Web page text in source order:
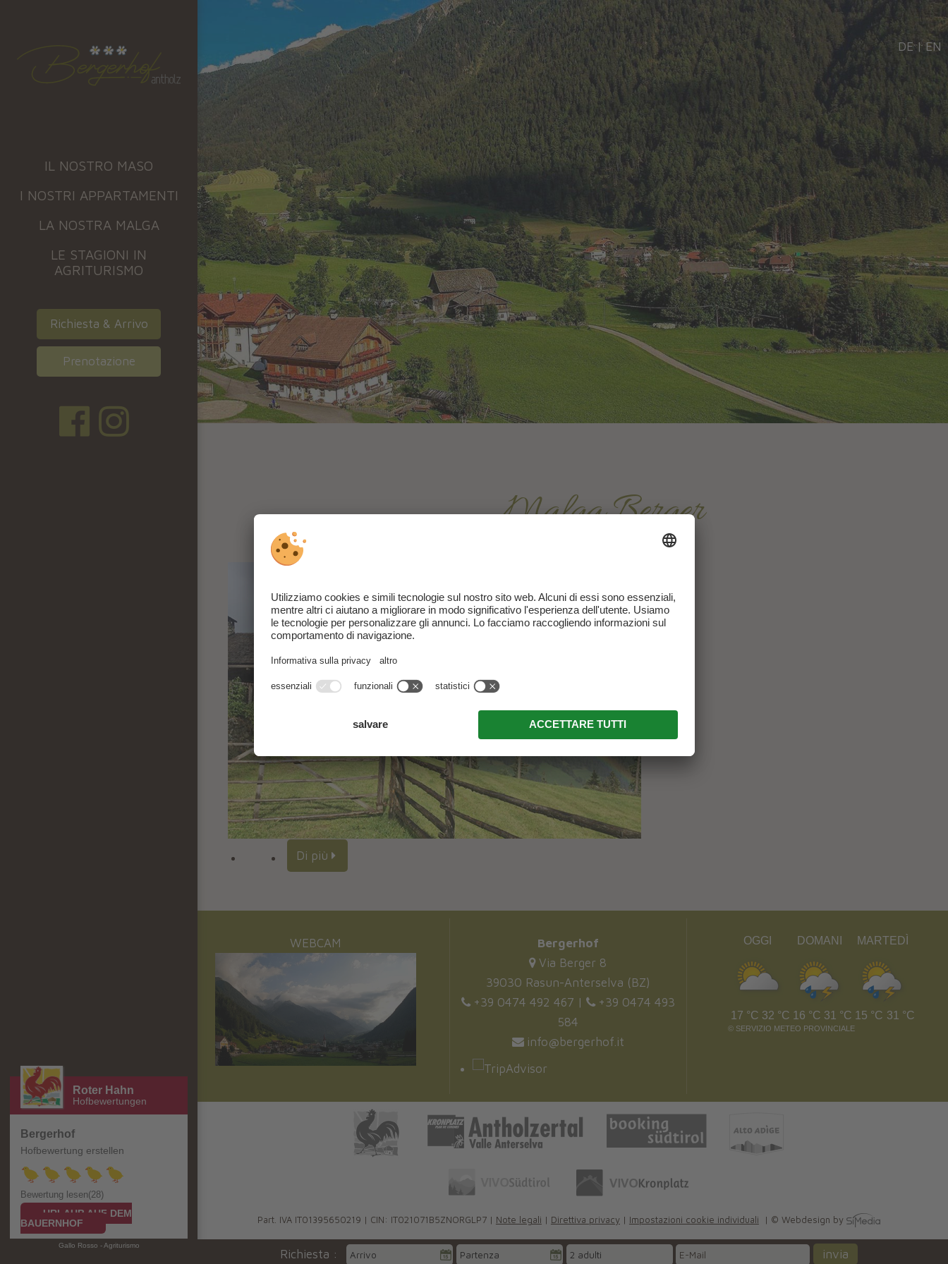
IL NOSTRO MASO
I NOSTRI APPARTAMENTI
LA NOSTRA MALGA
LE STAGIONI IN
AGRITURISMO
Richiesta & Arrivo
Prenotazione
Roter Hahn
Hofbewertungen
Bergerhof
Hofbewertung erstellen
Bewertung lesen(28)
URLAUB AUF DEM
BAUERNHOF
Gallo Rosso - Agriturismo
Richiesta : invia
DE|EN
Malga Berger
Di più
WEBCAM
Bergerhof
Via Berger 8
39030 Rasun-Anterselva (BZ)
+39 0474 492 467 |
+39 0474 493
584
info@bergerhof.it
OGGI DOMANI MARTEDÌ
© SERVIZIO METEO PROVINCIALE
17 °C 32 °C 16 °C 31 °C 15 °C 31 °C
Part. IVA IT01395650219 | CIN: IT021071B5ZNORGLP7 | Note legali | Direttiva privacy| Impostazioni cookie individuali | © Webdesign by